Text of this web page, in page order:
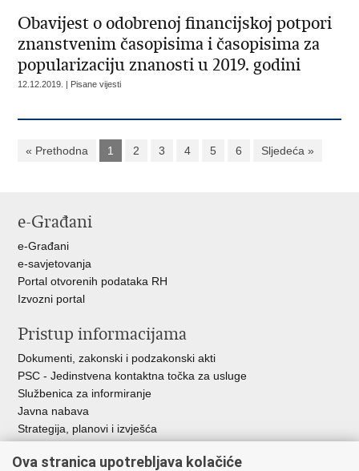
Obavijest o odobrenoj financijskoj potpori
znanstvenim časopisima i časopisima za
popularizaciju znanosti u 2019. godini
12.12.2019. | Pisane vijesti
« Prethodna 1 2 3 4 5 6 Sljedeća »
e-Građani
e-Građani
e-savjetovanja
Portal otvorenih podataka RH
Izvozni portal
Pristup informacijama
Dokumenti, zakonski i podzakonski akti
PSC - Jedinstvena kontaktna točka za usluge
Službenica za informiranje
Javna nabava
Strategija, planovi i izvješća
Ova stranica upotrebljava kolačiće